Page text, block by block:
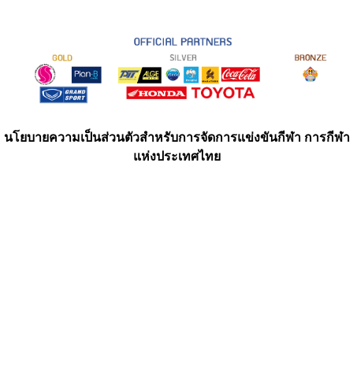
นโยบายความเป็นส่วนตัวสำหรับการจัดการแข่งขันกีฬา การกีฬา
แห่งประเทศไทย